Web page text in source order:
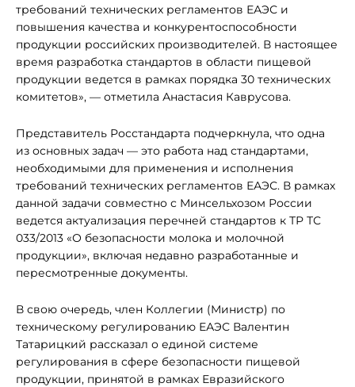
требований технических регламентов ЕАЭС и
повышения качества и конкурентоспособности
продукции российских производителей. В настоящее
время разработка стандартов в области пищевой
продукции ведется в рамках порядка 30 технических
комитетов», — отметила Анастасия Каврусова.
Представитель Росстандарта подчеркнула, что одна
из основных задач — это работа над стандартами,
необходимыми для применения и исполнения
требований технических регламентов ЕАЭС. В рамках
данной задачи совместно с Минсельхозом России
ведется актуализация перечней стандартов к ТР ТС
033/2013 «О безопасности молока и молочной
продукции», включая недавно разработанные и
пересмотренные документы.
В свою очередь, член Коллегии (Министр) по
техническому регулированию ЕАЭС Валентин
Татарицкий рассказал о единой системе
регулирования в сфере безопасности пищевой
продукции, принятой в рамках Евразийского